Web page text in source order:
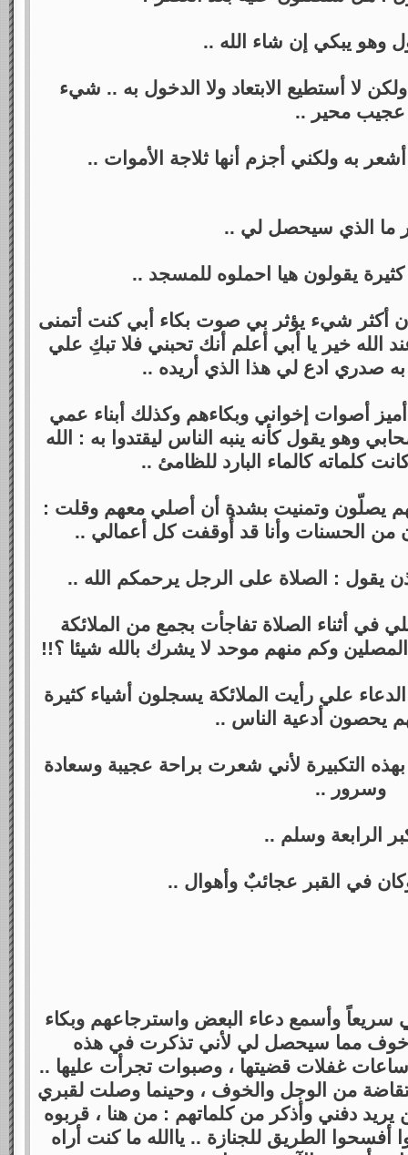
وهو يبكي إن شاء الله ..
لا أستطيع الابتعاد ولا الدخول به .. شيء
عجيب محير ..
به ولكني أجزم أنها ثلاجة الأموات ..
ما الذي سيحصل لي ..
يقولون هيا احملوه للمسجد ..
أكثر شيء يؤثر بي صوت بكاء أبي كنت أتمنى
الله خير يا أبي أعلم أنك تحبني فلا تبكِ علي
صدري ادع لي هذا الذي أريده ..
أصوات إخواني وبكاءهم وكذلك أبناء عمي
يقول كأنه ينبه الناس ليقتدوا به : الله
كلماته كالماء البارد للظامئ ..
يصلّون وتمنيت بشدة أن أصلي معهم وقلت :
من الحسنات وأنا قد أُوقفت كل أعمالي ..
يقول : الصلاة على الرجل يرحمكم الله ..
في أثناء الصلاة تفاجأت بجمع من الملائكة
وكم منهم موحد لا يشرك بالله شيئا ؟!!
الدعاء علي رأيت الملائكة يسجلون أشياء كثيرة
يحصون أدعية الناس ..
بهذه التكبيرة لأني شعرت براحة عجيبة وسعادة
وسرور ..
الرابعة وسلم ..
في القبر عجائبٌ وأهوال ..
سريعاً وأسمع دعاء البعض واسترجاعهم وبكاء
وخوف مما سيحصل لي لأني تذكرت في هذه
غفلات قضيتها ، وصبوات تجرأت عليها ..
من الوجل والخوف ، وحينما وصلت لقبري
دفني وأذكر من كلماتهم : من هنا ، قربوه
أفسحوا الطريق للجنازة .. ياالله ما كنت أراه